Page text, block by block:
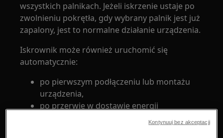
wszystkich palnikach. Jeżeli iskrzenie ustaje po
zwolnieniu pokrętła, gdy wybrany palnik jest już
zapalony, jest to normalne działanie urządzenia.
Iskrownik może również uruchomić się
automatycznie:
po pierwszym podłączeniu lub montażu
urządzenia,
po przerwie w dostawie energii
Kontynuuj bez akceptacji